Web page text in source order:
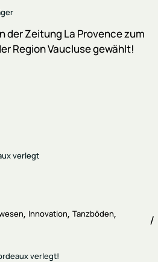
der Zeitung La Provence zum
Region Vaucluse gewählt!
Innovation Tanzböden
verlegt!